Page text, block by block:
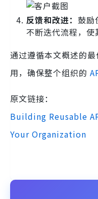
反馈和改进： 鼓励
不断迭代流程，使
通过遵循本文概述的
用，确保整个组织的
原文链接：
Building Reusable
Your Organization